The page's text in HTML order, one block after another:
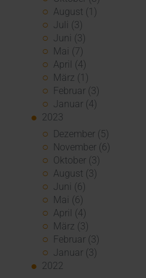
August (1)
Juli (3)
Juni (3)
Mai (7)
April (4)
März (1)
Februar (3)
Januar (4)
2023
Dezember (5)
November (6)
Oktober (3)
August (3)
Juni (6)
Mai (6)
April (4)
März (3)
Februar (3)
Januar (3)
2022